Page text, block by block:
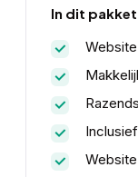
In dit